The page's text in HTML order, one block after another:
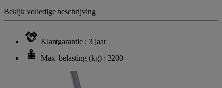
Bekijk volledige beschrijving
Klantgarantie : 3 jaar
Max. belasting (kg) : 3200